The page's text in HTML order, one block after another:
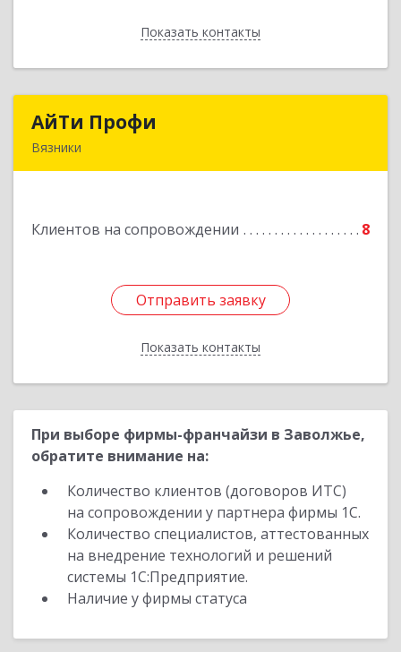
Показать контакты
Назад
АйТи Профи
Вязники
Клиентов на сопровождении 8
Отправить заявку
Показать контакты
Отправить заявку
Назад
При выборе фирмы-франчайзи в Заволжье,
обратите внимание на:
Количество клиентов (договоров ИТС)
на сопровождении у партнера фирмы 1С.
Количество специалистов, аттестованных
на внедрение технологий и решений
системы 1С:Предприятие.
Наличие у фирмы статуса